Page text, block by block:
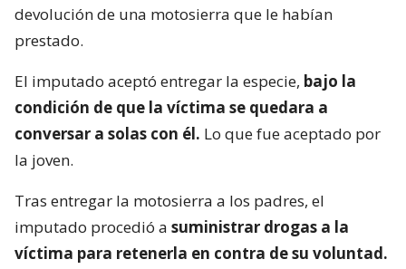
devolución de una motosierra que le habían
prestado.
El imputado aceptó entregar la especie, bajo la
condición de que la víctima se quedara a
conversar a solas con él. Lo que fue aceptado por
la joven.
Tras entregar la motosierra a los padres, el
imputado procedió a suministrar drogas a la
víctima para retenerla en contra de su voluntad.